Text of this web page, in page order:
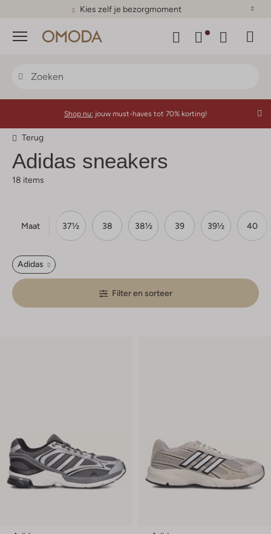
Kies zelf je bezorgmoment
Menu
Shop nu: jouw must-haves tot 70% korting!
Terug
Adidas sneakers
18 items
Maat
37 37½ 38 38½ 39 39½ 40
Adidas
Filter en sorteer